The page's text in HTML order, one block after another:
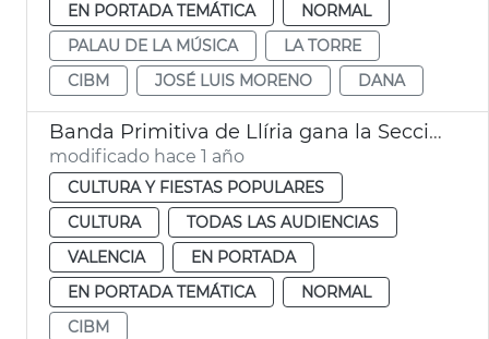
EN PORTADA TEMÁTICA
NORMAL
PALAU DE LA MÚSICA
LA TORRE
CIBM
JOSÉ LUIS MORENO DANA
Banda Primitiva de Llíria gana la Sección de Honor del CIBM
modificado hace 1 año
CULTURA Y FIESTAS POPULARES
CULTURA
TODAS LAS AUDIENCIAS
VALENCIA
EN PORTADA
EN PORTADA TEMÁTICA
NORMAL
CIBM